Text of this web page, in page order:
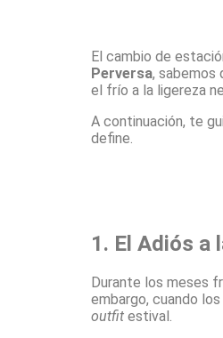
El cambio de
Perversa, sabemos
el frío a la ligereza
A continuación, te
define.
1. El Adiós a
Durante los meses
embargo, cuando
outfit estival.